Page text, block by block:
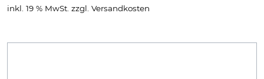
inkl. 19 % MwSt. zzgl. Versandkosten